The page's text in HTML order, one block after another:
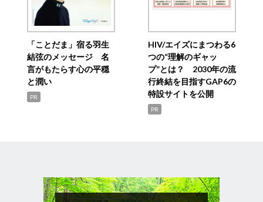
「ことだま」宿る羽生
結弦のメッセージ 名
言がもたらす心の平穏
と潤い
PR
HIV/エイズにまつわる6
つの“理解のギャッ
プ”とは？ 2030年の流
行終結を目指すGAP6の
特設サイトを公開
PR